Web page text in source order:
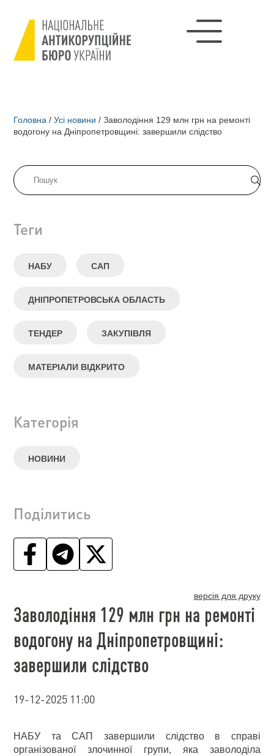
Головна / Усі новини / Заволодіння 129 млн грн на ремонті
водогону на Дніпропетровщині: завершили слідство
Теги
НАБУ САП
ДНІПРОПЕТРОВСЬКА ОБЛАСТЬ
ТЕНДЕР ЗАКУПІВЛЯ
МАТЕРІАЛИ ВІДКРИТО
Категорія
НОВИНИ
Поділитись
версія для друку
Заволодіння 129 млн грн на ремонті
водогону на Дніпропетровщині:
завершили слідство
19-12-2025 11:00
НАБУ та САП завершили слідство в справі
організованої злочинної групи, яка заволоділа